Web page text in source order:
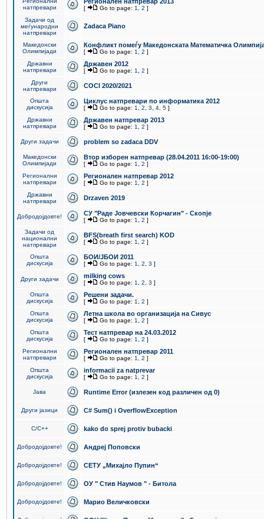
натпревари
[ Go to page: 1 2 ]
Задачи од
меѓународни
натпревари
Zadaca Piano
Македонски
Олимпијади
Конфликт помеѓу Македонската Математичка
[ Go to page: 1 2 ]
Државни
натпревари
Државен 2012
[ Go to page: 1 2 ]
Други
натпревари
COCI 2020/2021
Општа
дискусија
Циклус натпревари по информатика 2012
[ Go to page: 1 2 3 4 5 ]
Државни
натпревари
Државен натпревар 2013
[ Go to page: 1 2 ]
Други задачи problem so zadaca DDV
Македонски
Олимпијади
Втор изборен натпревар (28.04.2011 16:00-19:00)
[ Go to page: 1 2 ]
Регионални
натпревари
Регионален натпревар 2012
[ Go to page: 1 2 ]
Државни
натпревари
Drzaven 2019
Добродојдовте! СУ "Раде Јовчевски Корчагин" - Скопје
[ Go to page: 1 2 ]
Задачи од
национални
натпревари
BFS(breath first search) KOD
[ Go to page: 1 2 ]
Општа
дискусија
БОИ/ЈБОИ 2011
[ Go to page: 1 2 3 ]
Други задачи milking cows
[ Go to page: 1 2 3 ]
Општа
дискусија
Решени задачи.
[ Go to page: 1 2 ]
Општа
дискусија
Летна школа во организација на Сивус
[ Go to page: 1 2 ]
Општа
дискусија
Тест натпревар на 24.03.2012
[ Go to page: 1 2 ]
Регионални
натпревари
Регионален натпревар 2011
[ Go to page: 1 2 ]
Општа
дискусија
informacii za natprevar
[ Go to page: 1 2 ]
Јава Runtime Error (излезен код различен од 0)
Други јазици C# Sum() i OverflowException
C/C++ kako do sprej protiv bubacki
Добродојдовте! Андреј Поповски
Добродојдовте! СЕТУ „Михајло Пупин“
Добродојдовте! ОУ " Стив Наумов " - Битола
Добродојдовте! Марио Величковски